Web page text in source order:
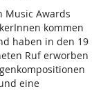
Music Awards
kommen
haben in den 19
Ruf erworben
eine